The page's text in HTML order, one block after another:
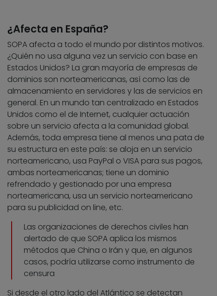
¿Afecta en España?
SOPA afecta a todo el mundo por distintos motivos.
¿Quién no usa alguna vez un servicio con base en
Estados Unidos? La gran mayoría de empresas de
dominios son norteamericanas, así como las de
almacenamiento en servidores y las de servicios en
general. En un mundo tan centralizado en Estados
Unidos como el de Internet, cualquier actuación
sobre un servicio afecta a la comunidad global.
Además, toda empresa tiene al menos una pata de
su estructura en este país: se aloja en un servicio
norteamericano, usa PayPal o VISA para sus pagos,
ambas norteamericanas; tiene un dominio
refrendado y gestionado por una empresa
norteamericana, usa un servicio norteamericano
para su publicidad on line, etc.
Las organizaciones de derechos civiles han
alertado de que SOPA aplica los mismos
métodos que China o Irán y que, en algunos
casos, podría utilizarse como instrumento de
censura
Si desde el otro lado del Atlántico se detectan